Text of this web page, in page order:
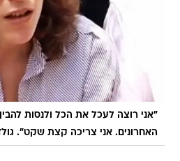
"אני רוצה לעכל את הכל ולנסות
האחרונים. אני צריכה קצת שקט".